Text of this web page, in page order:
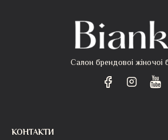
Салон брендовоі жіночоі
КОНТАКТИ